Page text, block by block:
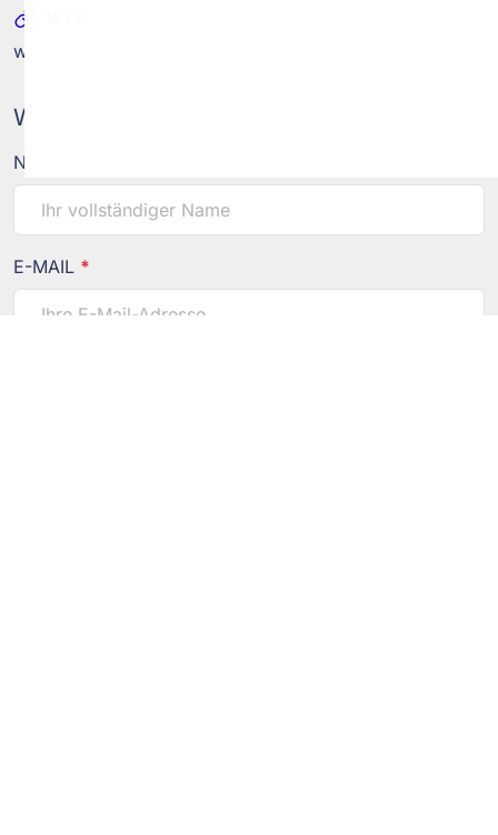
www.mppm.com
Wir freuen uns auf Ihre Nachricht
NAME
E-MAIL *